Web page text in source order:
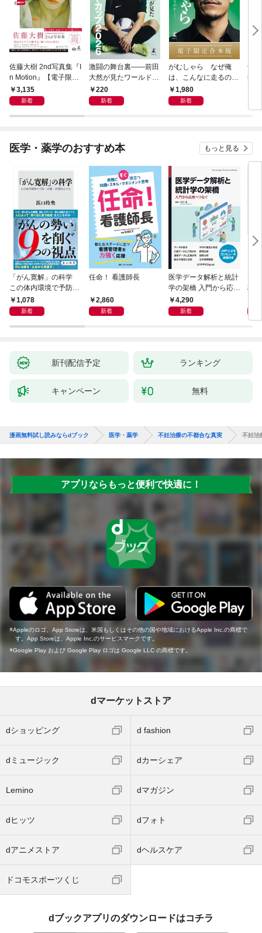
佐藤大樹 2nd写真集『I
n Motion』【電子限定
動画特典付き】
3,135
新着
激闘の舞台裏――前田
大然が見たワールドカ
ップ2026
220
新着
がむしゃら なぜ俺
は、こんなに走るのか
——。【電子限定合本
版】
1,980
新着
千
捕
医学・薬学のおすすめ本 もっと見る
「がん寛解」の科学
この体内環境で予防・
治療・再発防止する
1,078
新着
任命！ 看護師長
2,860
新着
医学データ解析と統計
学の架橋 入門から応用
へつなぐ
4,290
新着
格
た
新刊配信予定 ランキング
キャンペーン 無料
漫画無料試し読みならdブック 医学・薬学 不妊治療の不都合な真実 不妊治
アプリならもっと便利で快適に！
Appleのロゴ、App Storeは、米国もしくはその他の国や地域におけるApple Inc.の商標で
す。App Storeは、Apple Inc.のサービスマークです。
Google Play および Google Play ロゴは Google LLC の商標です。
dマーケットストア
dショッピング d fashion
dミュージック dカーシェア
Lemino dマガジン
dヒッツ dフォト
dアニメストア dヘルスケア
ドコモスポーツくじ
dブックアプリのダウンロードはコチラ